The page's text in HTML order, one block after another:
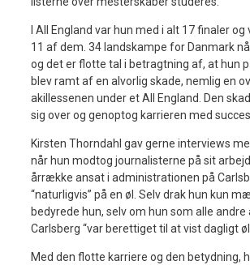
I All England var hun med i alt 17 finaler
11 af dem. 34 landskampe for Danmark
og det er flotte tal i betragtning af, at hun
blev ramt af en alvorlig skade, nemlig en
akillessenen under et All England. Den
sig over og genoptog karrieren med succes.
Kirsten Thorndahl gav gerne interviews
når hun modtog journalisterne på sit
årrække ansat i administrationen på
“naturligvis” på en øl. Selv drak hun kun
bedyrede hun, selv om hun som alle andre
Carlsberg “var berettiget til at vist dagligt
Med den flotte karriere og den betydning,